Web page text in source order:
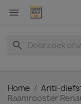

search
Home Anti-
Raamrooster